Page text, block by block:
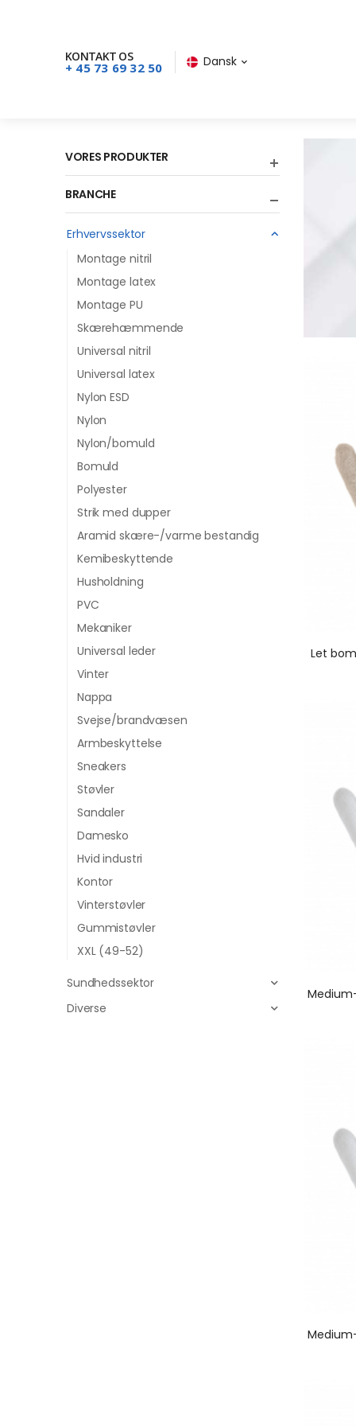
KONTAKT OS
+ 45 73 69 32 50 Dansk
VORES PRODUKTER
BRANCHE
Erhvervssektor
Montage nitril
Montage latex
Montage PU
Skærehæmmende
Universal nitril
Universal latex
Nylon ESD
Nylon
Nylon/bomuld
Bomuld
Polyester
Strik med dupper
Aramid skære-/varme bestandig
Kemibeskyttende
Husholdning
PVC
Mekaniker
Universal leder
Vinter
Nappa
Svejse/brandvæsen
Armbeskyttelse
Sneakers
Støvler
Sandaler
Damesko
Hvid industri
Kontor
Vinterstøvler
Gummistøvler
XXL (49-52)
Sundhedssektor
Diverse
Let